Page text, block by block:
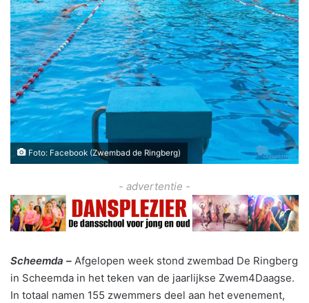
Foto: Facebook (Zwembad de Ringberg)
- advertentie -
Scheemda – Afgelopen week stond zwembad De Ringberg
in Scheemda in het teken van de jaarlijkse Zwem4Daagse.
In totaal namen 155 zwemmers deel aan het evenement,